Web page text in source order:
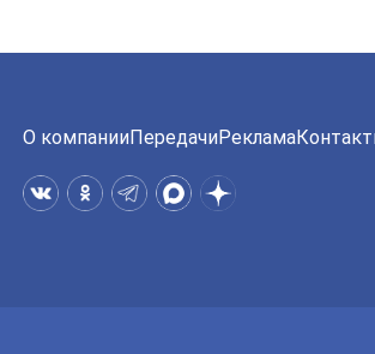
О компанииПередачиРеклама